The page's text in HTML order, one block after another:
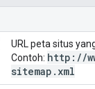
URL peta situs
Contoh: http: //
sitemap . xml